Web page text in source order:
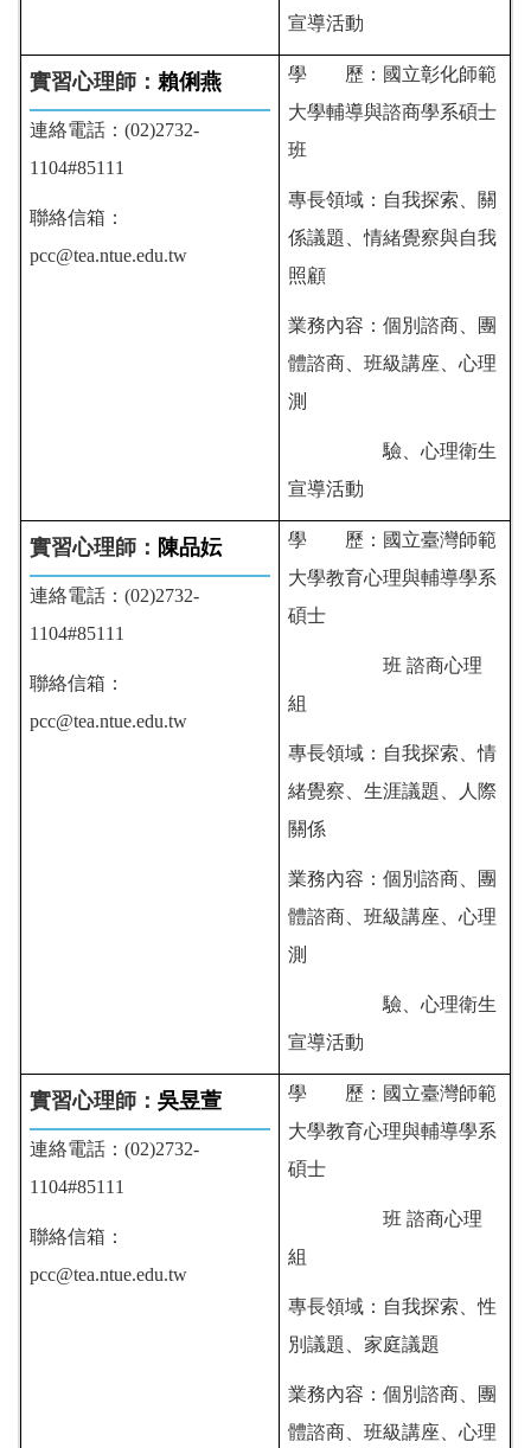
宣導活動
實習心理師：賴俐燕
連絡電話：(02)2732-
1104#85111
聯絡信箱：
pcc@tea.ntue.edu.tw
學 歷： 國立彰化師範
大學輔導與諮商學系碩士
班
專長領域：自我探索、關
係議題、情緒覺察與自我
照顧
業務內容：個別諮商、團
體諮商、班級講座、心理
測
驗、心理衛生
宣導活動
實習心理師： 陳品妘
連絡電話：(02)2732-
1104#85111
聯絡信箱：
pcc@tea.ntue.edu.tw
學 歷： 國立臺灣師範
大學教育心理與輔導學系
碩士
班 諮商心理
組
專長領域：自我探索、情
緒覺察、生涯議題、人際
關係
業務內容：個別諮商、團
體諮商、班級講座、心理
測
驗、心理衛生
宣導活動
實習心理師：吳昱萱
連絡電話：(02)2732-
1104#85111
聯絡信箱：
pcc@tea.ntue.edu.tw
學 歷： 國立臺灣師範
大學教育心理與輔導學系
碩士
班 諮商心理
組
專長領域：自我探索、性
別議題、家庭議題
業務內容：個別諮商、團
體諮商、班級講座、心理